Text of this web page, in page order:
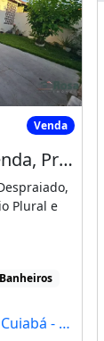
Venda,
Venda
Casa para Venda, Próximo Ao Colégio Plural, Atacadão, Despraiado, Cuiabá
Plural e
uma
- MT